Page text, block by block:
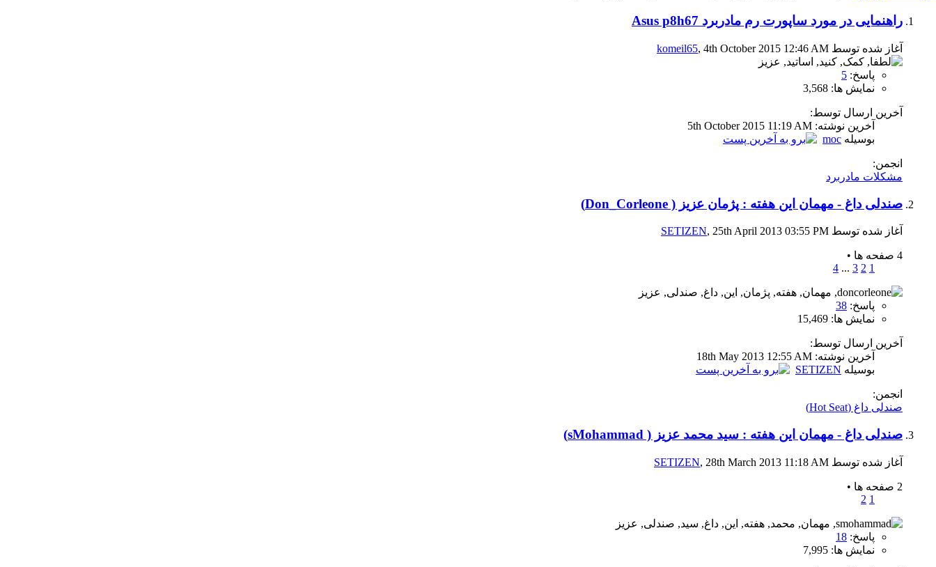
راهنمایی در مورد ساپورت رم مادربرد Asus p8h67
آغاز شده توسط komeil65, 4th October 2015 12:46 AM
پاسخ: 5
نمایش ها: 3,568
آخرین ارسال توسط:
آخرين نوشته: 5th October 2015 11:19 AM
بوسیله moc
انجمن:
مشکلات مادربرد
صندلی داغ - مهمان این هفته : پژمان عزیز ( Don_Corleone)
آغاز شده توسط SETIZEN, 25th April 2013 03:55 PM
4 صفحه ها
•
1
2
3
...
4
پاسخ: 38
نمایش ها: 15,469
آخرین ارسال توسط:
آخرين نوشته: 18th May 2013 12:55 AM
بوسیله SETIZEN
انجمن:
صندلی داغ (Hot Seat)
صندلی داغ - مهمان این هفته : سید محمد عزیز ( sMohammad)
آغاز شده توسط SETIZEN, 28th March 2013 11:18 AM
2 صفحه ها
•
1
2
پاسخ: 18
نمایش ها: 7,995